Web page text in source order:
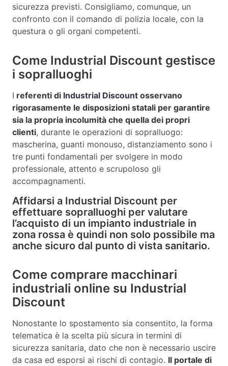
sicurezza previsti. Consigliamo, comunque, un
confronto con il comando di polizia locale, con la
questura o gli organi competenti.
Come Industrial Discount gestisce
i sopralluoghi
I referenti di Industrial Discount osservano
rigorasamente le disposizioni statali per garantire
sia la propria incolumità che quella dei propri
clienti, durante le operazioni di sopralluogo:
mascherina, guanti monouso, distanziamento sono i
tre punti fondamentali per svolgere in modo
professionale, attento e scrupoloso gli
accompagnamenti.
Affidarsi a Industrial Discount per
effettuare sopralluoghi per valutare
l’acquisto di un impianto industriale in
zona rossa è quindi non solo possibile ma
anche sicuro dal punto di vista sanitario.
Come comprare macchinari
industriali online su Industrial
Discount
Nonostante lo spostamento sia consentito, la forma
telematica è la scelta più sicura in termini di
sicurezza sanitaria, dato che non è necessario uscire
da casa ed esporsi ai rischi di contagio. Il portale di